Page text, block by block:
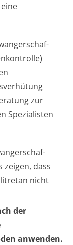
zur
Spezialisten
zeigen, dass
nicht
der
anwenden.